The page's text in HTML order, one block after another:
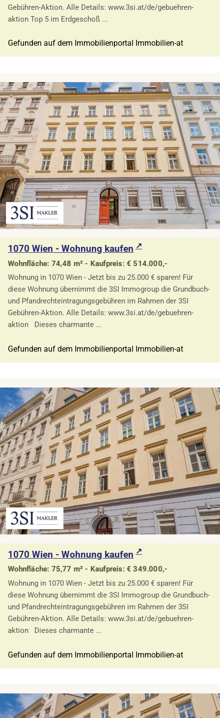
Gebühren-Aktion. Alle Details: www.3si.at/de/gebuehren-
aktion Top 5 im Erdgeschoß ...
Gefunden auf dem Immobilienportal Immobilien-at
1070 Wien - Wohnung kaufen
Wohnfläche: 74,48 m² - Kaufpreis: € 514.000,-
Wohnung in 1070 Wien - Jetzt bis zu 25.000 € sparen! Für
diese Wohnung übernimmt die 3SI Immogroup die Grundbuch-
und Pfandrechteintragungsgebühren im Rahmen der 3SI
Gebühren-Aktion. Alle Details: www.3si.at/de/gebuehren-
aktion Dieses charmante ...
Gefunden auf dem Immobilienportal Immobilien-at
1070 Wien - Wohnung kaufen
Wohnfläche: 75,77 m² - Kaufpreis: € 349.000,-
Wohnung in 1070 Wien - Jetzt bis zu 25.000 € sparen! Für
diese Wohnung übernimmt die 3SI Immogroup die Grundbuch-
und Pfandrechteintragungsgebühren im Rahmen der 3SI
Gebühren-Aktion. Alle Details: www.3si.at/de/gebuehren-
aktion Dieses charmante ...
Gefunden auf dem Immobilienportal Immobilien-at